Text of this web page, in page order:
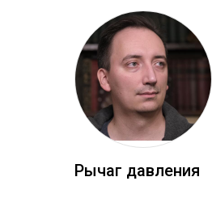
Ры­чаг дав­ле­ния